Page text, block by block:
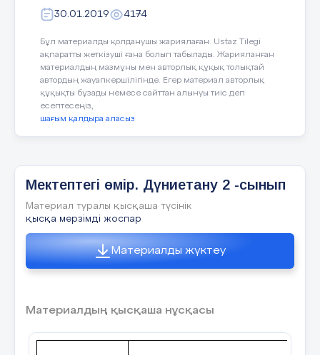
Басы
АКТ қолдану дағдылары
Бастапқы білім
30.01.2019 4174
Бұл материалды қолданушы жариялаған. Ustaz Tilegi
ақпаратты жеткізуші ғана болып табылады. Жарияланған
материалдың мазмұны мен авторлық құқық толықтай
автордың жауапкершілігінде. Егер материал авторлық
құқықты бұзады немесе сайттан алынуы тиіс деп
есептесеңіз,
шағым қалдыра аласыз
Мектептегі өмір. Дүниетану 2 -сынып
Материал туралы қысқаша түсінік
қысқа мерзімді жоспар
Материалды жүктеу
Материалдың қысқаша нұсқасы